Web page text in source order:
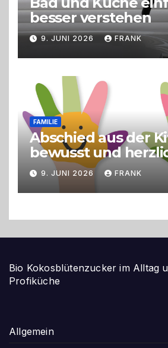
besser verstehen
9. JUNI 2026 FRANK
FAMILIE
Abschied aus der
bewusst und
gestalten
9. JUNI 2026 FRANK
Bio Kokosblütenzucker im Alltag
Profiküche
Allgemein